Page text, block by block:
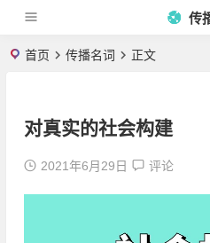
传
首页 传播名词 正文
对真实的社会构建
2021年6月29日 评论